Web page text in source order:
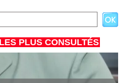
PLUS CONSULTÉS